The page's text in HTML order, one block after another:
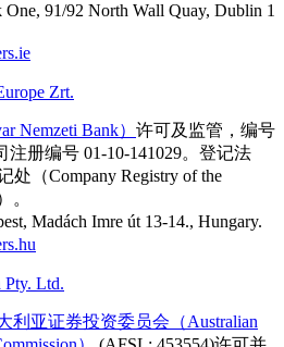
91/92 North Wall Quay, Dublin 1
Zrt.
Nemzeti Bank） 许可及监管，编号
注册编号 01-10-141029。登记法
（Company Registry of the
。
Madách Imre út 13-14., Hungary.
Pty. Ltd.
利亚证券投资委员会（Australian